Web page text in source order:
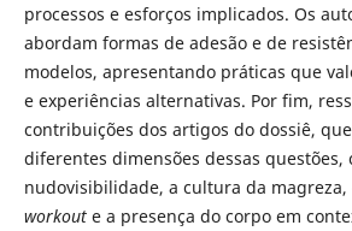
processos e esforços implicados. Os
abordam formas de adesão e de
modelos, apresentando práticas que
e experiências alternativas. Por fim,
contribuições dos artigos do dossiê,
diferentes dimensões dessas questões,
nudovisibilidade, a cultura da magreza,
workoute a presença do corpo em